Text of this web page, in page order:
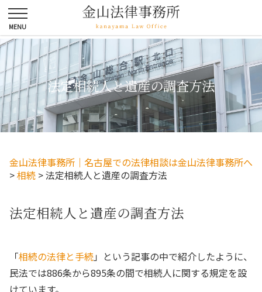
法定相続人と遺産の調査方法
金山法律事務所｜名古屋での法律相談は金山法律事務所へ
>相続 >法定相続人と遺産の調査方法
法定相続人と遺産の調査方法
「相続の法律と手続」という記事の中で紹介したように、
民法では886条から895条の間で相続人に関する規定を設
けています。